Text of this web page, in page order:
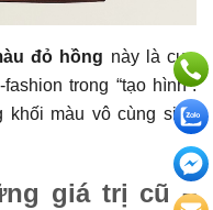
đỏ hồng này là cực
trong “tạo hình”.
khối màu vô cùng sinh
giá trị cũ –